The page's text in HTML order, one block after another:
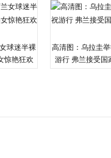
球迷半裸
惊艳狂欢
高清图：乌拉圭
游行 弗兰接受国